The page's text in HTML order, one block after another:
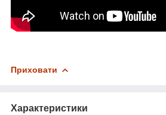
Приховати
Характеристики